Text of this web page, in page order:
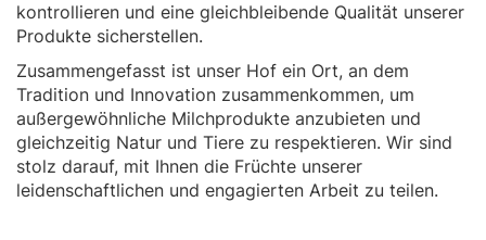
kontrollieren und eine gleichbleibende Qualität unserer
Produkte sicherstellen.
Zusammengefasst ist unser Hof ein Ort, an dem
Tradition und Innovation zusammenkommen, um
außergewöhnliche Milchprodukte anzubieten und
gleichzeitig Natur und Tiere zu respektieren. Wir sind
stolz darauf, mit Ihnen die Früchte unserer
leidenschaftlichen und engagierten Arbeit zu teilen.